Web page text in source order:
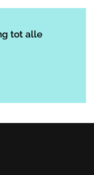
tot alle